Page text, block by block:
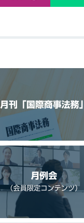
月刊「国際商事法務」
月例会
（会員限定コンテンツ）